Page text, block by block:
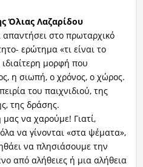
ΌλιαςΛαζαρίδου
στο πρωταρχικό
ερώτημα «τι είναι το
μορφή που
η σιωπή, ο χρόνος, ο χώρος.
του παιχνιδιού, της
της δράσης.
μας να χαρούμε! Γιατί,
να γίνονται «στα ψέματα»,
να πλησιάσουμε την
από αλήθειες ή μια αλήθεια